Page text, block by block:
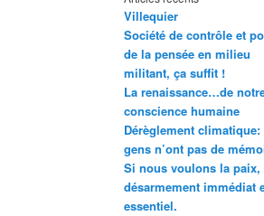
Villequier
Société de contrôle et
de la pensée en milieu
militant, ça suffit !
La renaissance…de
conscience humaine
Dérèglement climatique:
gens n’ont pas de
Si nous voulons la paix,
désarmement immédiat
essentiel.